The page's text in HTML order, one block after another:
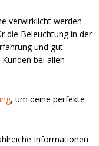
verwirklicht werden
die Beleuchtung in der
und gut
bei allen
, um deine perfekte
Informationen